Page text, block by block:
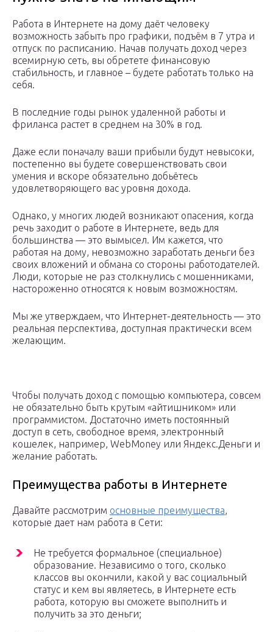
Работа в Интернете на дому даёт человеку
возможность забыть про графики, подъём в 7 утра и
отпуск по расписанию. Начав получать доход через
всемирную сеть, вы обретете финансовую
стабильность, и главное – будете работать только на
себя.
В последние годы рынок удаленной работы и
фриланса растет в среднем на 30% в год.
Даже если поначалу ваши прибыли будут невысоки,
постепенно вы будете совершенствовать свои
умения и вскоре обязательно добьётесь
удовлетворяющего вас уровня дохода.
Однако, у многих людей возникают опасения, когда
речь заходит о работе в Интернете, ведь для
большинства — это вымысел. Им кажется, что
работая на дому, невозможно заработать деньги без
своих вложений и обмана со стороны работодателей.
Люди, которые не раз столкнулись с мошенниками,
настороженно относятся к новым возможностям.
Мы же утверждаем, что Интернет-деятельность — это
реальная перспектива, доступная практически всем
желающим.
Чтобы получать доход с помощью компьютера, совсем
не обязательно быть крутым «айтишником» или
программистом. Достаточно иметь постоянный
доступ в сеть, свободное время, электронный
кошелек, например, WebMoney или Яндекс.Деньги и
желание работать.
Преимущества работы в Интернете
Давайте рассмотрим основные преимущества,
которые дает нам работа в Сети:
Не требуется формальное (специальное)
образование. Независимо о того, сколько
классов вы окончили, какой у вас социальный
статус и кем вы являетесь, в Интернете есть
работа, которую вы сможете выполнить и
получить за это деньги;